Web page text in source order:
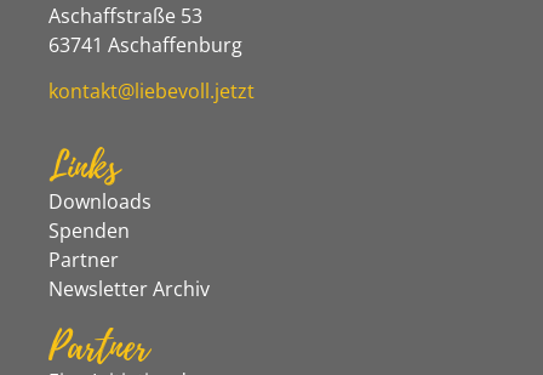
Aschaffstraße 53
63741 Aschaffenburg
kontakt@liebevoll.jetzt
Links
Downloads
Spenden
Partner
Newsletter Archiv
Partner